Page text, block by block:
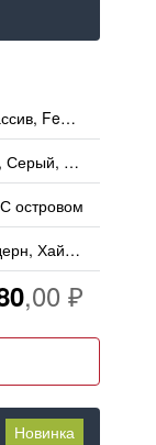
Дуб, Акрил, Шпон, Массив, Fenix, Пластик, Дерево
Дуб, Темно-серый, Дерево, Серый, Асфальт, Черный
островом
Современные, Лофт, Модерн, Хай-тек, Индустриальный
Новинка